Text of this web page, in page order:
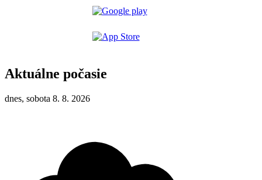
Aktuálne počasie
dnes, sobota 8. 8. 2026